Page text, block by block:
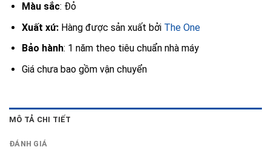
Màu sắc: Đỏ
Xuất xứ:Hàng được sản xuất bởi The One
Bảo hành: 1 năm theo tiêu chuẩn nhà máy
Giá chưa bao gồm vận chuyển
MÔ TẢ CHI TIẾT
ĐÁNH GIÁ